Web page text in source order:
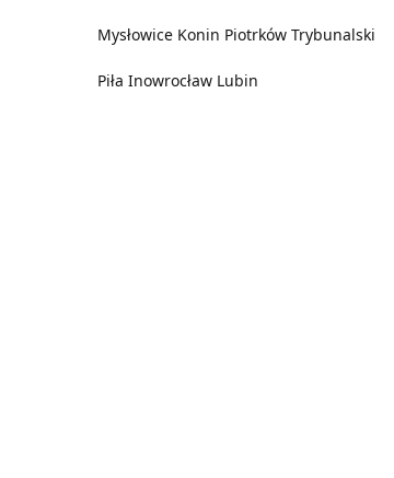
Mysłowice Konin Piotrków Trybunalski
Piła Inowrocław Lubin